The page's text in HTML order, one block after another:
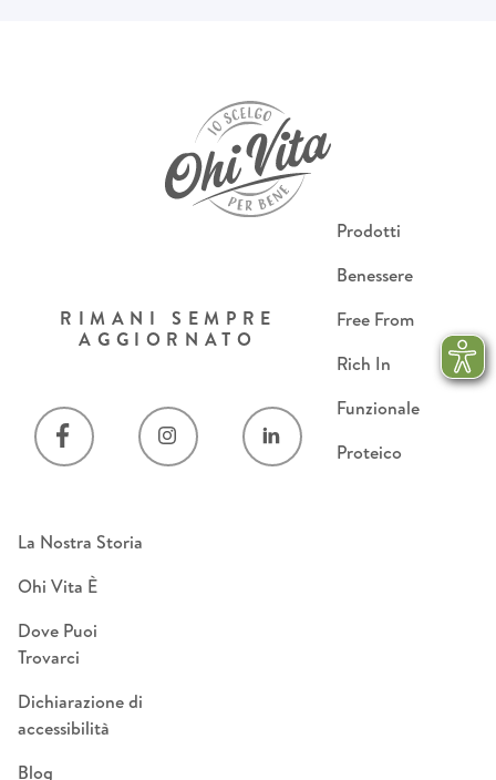
Prodotti
Benessere
Free From
Rich In
Funzionale
Proteico
La Nostra Storia
Ohi Vita È
Dove Puoi
Trovarci
Dichiarazione di
accessibilità
Blog
RIMANI SEMPRE
AGGIORNATO